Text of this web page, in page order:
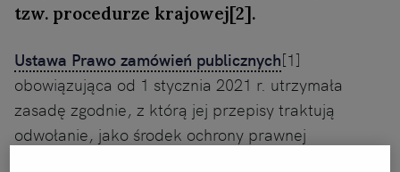
tzw. procedurze krajowej[2].
Ustawa Prawo zamówień publicznych[1]
obowiązująca od 1 stycznia 2021 r. utrzymała
zasadę zgodnie, z którą jej przepisy traktują
odwołanie, jako środek ochrony prawnej